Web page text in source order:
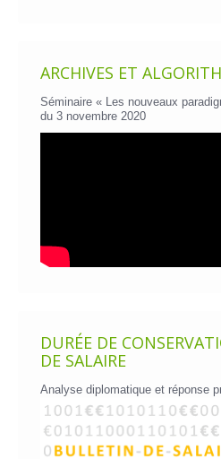
ARCHIVES ET
Séminaire « Les nouveaux
du 3 novembre 2020
DURÉE DE
DE SALAIRE
Analyse diplomatique et réponse